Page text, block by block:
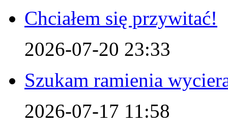
Chciałem się przywitać!
2026-07-20 23:33
Szukam ramienia
2026-07-17 11:58